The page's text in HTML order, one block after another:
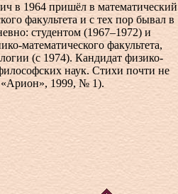
в 1964 пришёл в математический
факультета и с тех пор бывал в
студентом (1967–1972) и
математического факультета,
(c 1974). Кандидат физико-
наук. Стихи почти не
«Арион», 1999, № 1).